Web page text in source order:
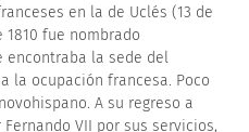
en la de Uclés (13 de
1810 fue nombrado
encontraba la sede del
la ocupación francesa. Poco
A su regreso a
VII por sus servicios,